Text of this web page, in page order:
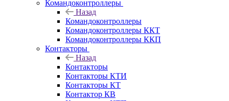
Командоконтроллеры
Назад
Командоконтроллеры
Командоконтроллеры ККТ
Командоконтроллеры ККП
Контакторы
Назад
Контакторы
Контакторы КТИ
Контакторы КТ
Контактор КВ